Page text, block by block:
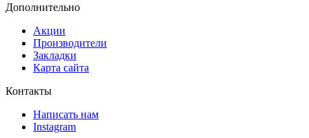
Дополнительно
Акции
Производители
Закладки
Карта сайта
Контакты
Написать нам
Instagram